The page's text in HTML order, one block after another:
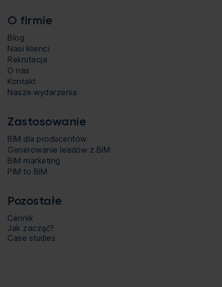
O firmie
Blog
Nasi klienci
Rekrutacja
O nas
Kontakt
Nasze wydarzenia
Zastosowanie
BIM dla producentów
Generowanie leadów z BIM
BIM marketing
PIM to BIM
Pozostałe
Cennik
Jak zacząć?
Case studies